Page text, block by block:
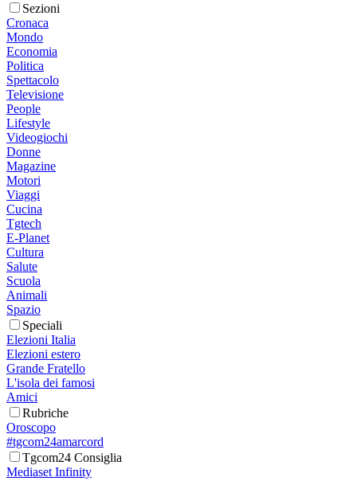
Sezioni
Cronaca
Mondo
Economia
Politica
Spettacolo
Televisione
People
Lifestyle
Videogiochi
Donne
Magazine
Motori
Viaggi
Cucina
Tgtech
E-Planet
Cultura
Salute
Scuola
Animali
Spazio
Speciali
Elezioni Italia
Elezioni estero
Grande Fratello
L'isola dei famosi
Amici
Rubriche
Oroscopo
#tgcom24amarcord
Tgcom24 Consiglia
Mediaset Infinity